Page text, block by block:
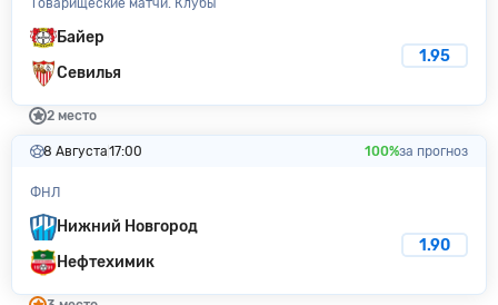
Товарищеские матчи. Клубы
Байер
Севилья
1.95
2 место
8 Августа17:00 100%за прогноз
ФНЛ
Нижний Новгород
Нефтехимик
1.90